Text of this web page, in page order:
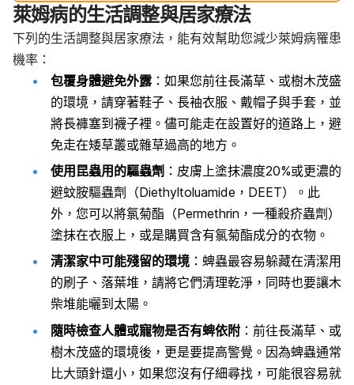
萊姆病的生活調整與居家療法
下列的生活調整與居家療法，能有效幫助您減少萊姆病罹患
機率：
包覆身體避免外露：如果您前往長滿草、或樹木茂盛
的環境，請穿著鞋子、長袖衣服、戴帽子與手套，並
將長褲塞到襪子裡。儘可能走在設置好的道路上，避
免走在矮草叢或雜草過高的地方。
使用昆蟲用的驅蟲劑 ：皮膚上塗抹濃度20%或更濃的
避蚊胺驅蟲劑（Diethyltoluamide，DEET）。此
外，您可以將氯菊酯（Permethrin，一種殺疥蟲劑）
塗抹在衣服上，或是購買含有氯菊酯成分的衣物。
清潔家中可能殘留的環境 ：蜱蟲最容易躲藏在清潔用
的刷子、落葉堆，請將它們清理乾淨，同時也要讓木
柴堆能曬到太陽。
隨時檢查人體或寵物是否有蜱依附 ：前往長滿草、或
樹木茂盛的環境後，更是要提高警覺。因為蜱蟲通常
比大頭針還小，如果您沒有仔細尋找，可能很容易就